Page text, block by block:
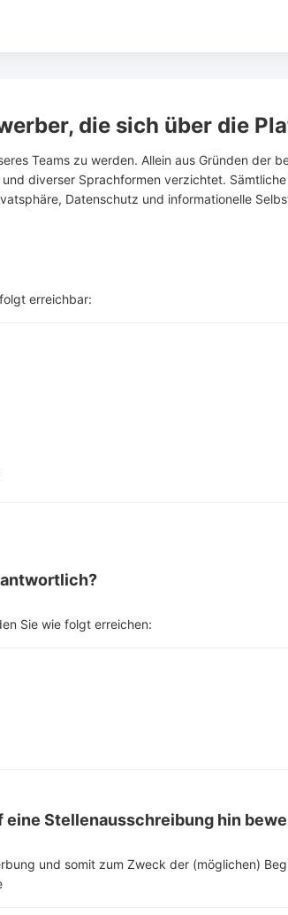
die sich über die
Teams zu werden. Allein aus Gründen der
diverser Sprachformen verzichtet.
Datenschutz und informationelle
erreichbar:
Sie wie folgt erreichen:
Stellenausschreibung hin
und somit zum Zweck der (möglichen)